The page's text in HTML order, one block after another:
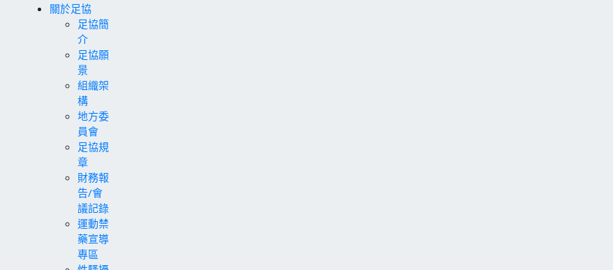
關於足協
足協簡
介
足協願
景
組織架
構
地方委
員會
足協規
章
財務報
告/會
議記錄
運動禁
藥宣導
專區